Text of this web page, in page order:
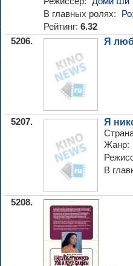
В главных ролях:
Рейтинг: 6.32
5206.
Я
5207. Я
Жанр:
В
5208.